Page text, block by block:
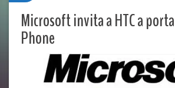
Microsoft invita a HTC a
Phone